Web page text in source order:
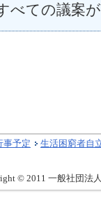
べての議案
事予定
生活困窮者自
© 2011 一般社団法